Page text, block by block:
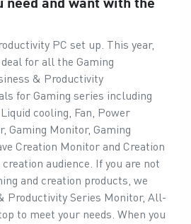
PC set up. This year,
for all the Gaming
& Productivity
for Gaming series including
cooling, Fan, Power
Gaming Monitor, Gaming
Creation Monitor and Creation
audience. If you are not
and creation products, we
Productivity Series Monitor, All-
to meet your needs. When you